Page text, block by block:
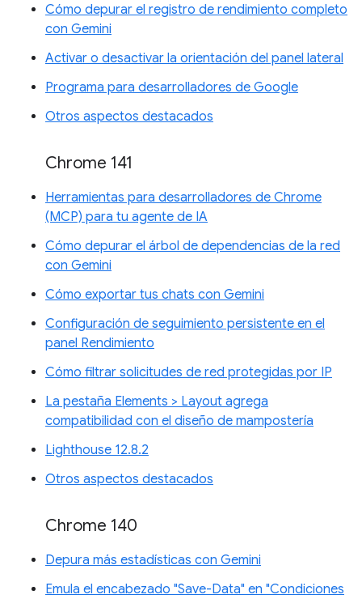
Cómo depurar el registro de rendimiento completo
con Gemini
Activar o desactivar la orientación del panel lateral
Programa para desarrolladores de Google
Otros aspectos destacados
Chrome 141
Herramientas para desarrolladores de Chrome
(MCP) para tu agente de IA
Cómo depurar el árbol de dependencias de la red
con Gemini
Cómo exportar tus chats con Gemini
Configuración de seguimiento persistente en el
panel Rendimiento
Cómo filtrar solicitudes de red protegidas por IP
La pestaña Elements > Layout agrega
compatibilidad con el diseño de mampostería
Lighthouse 12.8.2
Otros aspectos destacados
Chrome 140
Depura más estadísticas con Gemini
Emula el encabezado "Save-Data" en "Condiciones